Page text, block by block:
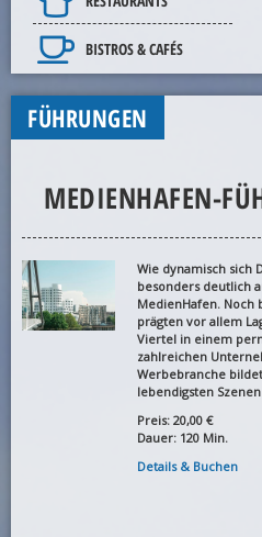
BISTROS & CAFÉS
FÜHRUNGEN
MEDIENHAFEN-
Wie dynamisch sich
besonders deutlich
MedienHafen. Noch
prägten vor allem
Viertel in einem
zahlreichen
Werbebranche
lebendigsten
Preis: 20,00 €
Dauer: 120 Min.
Details & Buchen